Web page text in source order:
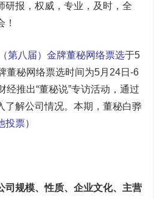
报，权威，专业，及时，全
第八届）金牌董秘网络票选于5
董秘网络票选时间为5月24日-6
经推出“董秘说”专访活动，通过
了解公司情况。本期，董秘白骅
投票）
司规模、性质、企业文化、主营